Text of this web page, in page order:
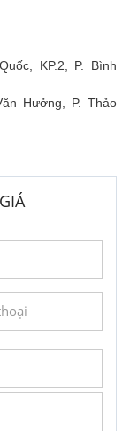
KP.2, P. Bình
Hưởng, P. Thảo